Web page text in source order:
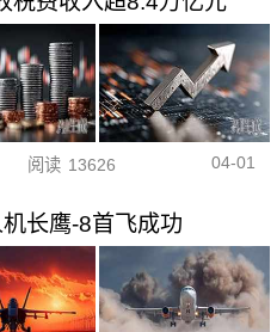
阅读 13626 04-01
长鹰-8首飞成功